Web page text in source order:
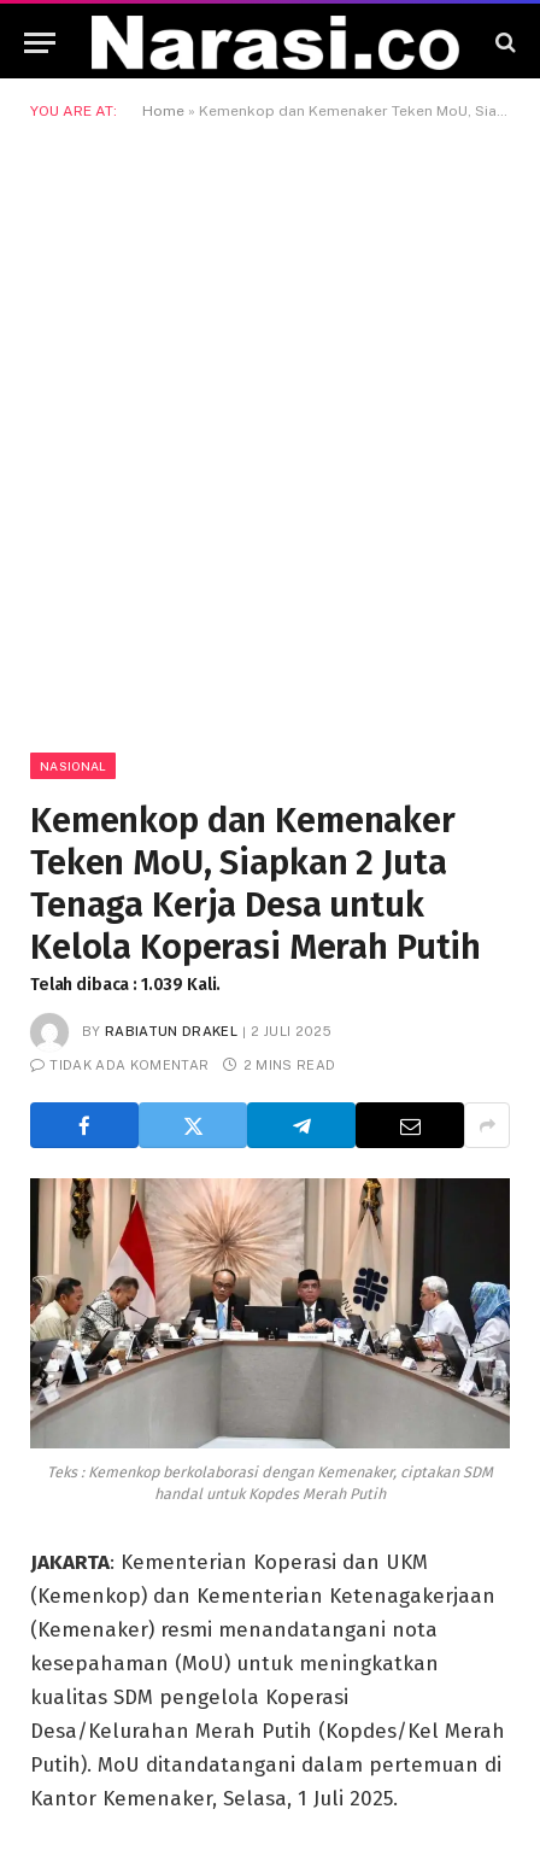
YOU ARE AT: Home » Kemenkop dan Kemenaker Teken MoU, Siapkan 2 Juta Tenaga Kerja Desa untuk Kelola Koperasi Merah Putih
NASIONAL
Kemenkop dan Kemenaker
Teken MoU, Siapkan 2 Juta
Tenaga Kerja Desa untuk
Kelola Koperasi Merah Putih
Telah dibaca : 1.039 Kali.
BY RABIATUN DRAKEL 2 JULI 2025
TIDAK ADA KOMENTAR 2 MINS READ
Teks : Kemenkop berkolaborasi dengan Kemenaker, ciptakan SDM
handal untuk Kopdes Merah Putih
JAKARTA: Kementerian Koperasi dan UKM
(Kemenkop) dan Kementerian Ketenagakerjaan
(Kemenaker) resmi menandatangani nota
kesepahaman (MoU) untuk meningkatkan
kualitas SDM pengelola Koperasi
Desa/Kelurahan Merah Putih (Kopdes/Kel Merah
Putih). MoU ditandatangani dalam pertemuan di
Kantor Kemenaker, Selasa, 1 Juli 2025.